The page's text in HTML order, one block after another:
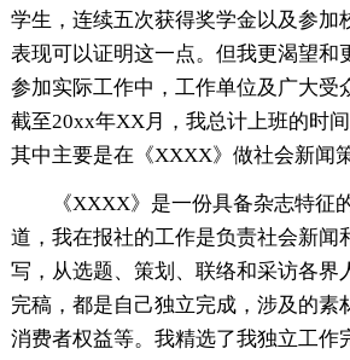
学生，连续五次获得奖学金以及参加
表现可以证明这一点。但我更渴望和
参加实际工作中，工作单位及广大受
截至20xx年XX月，我总计上班的时
其中主要是在《XXXX》做社会新闻
《XXXX》是一份具备杂志特征
道，我在报社的工作是负责社会新闻
写，从选题、策划、联络和采访各界
完稿，都是自己独立完成，涉及的素
消费者权益等。我精选了我独立工作